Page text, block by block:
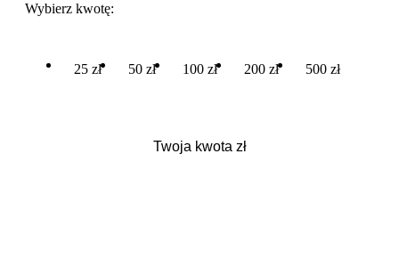
Wybierz kwotę:
25 zł 50 zł 100 zł 200 zł 500 zł